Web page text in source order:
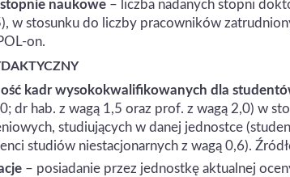
naukowe – liczba nadanych stopni
w stosunku do liczby pracowników
on.
kadr wysokokwalifikowanych dla
dr hab. z wagą 1,5 oraz prof. z wagą 2,0) w
studiujących w danej jednostce
studiów niestacjonarnych z wagą 0,6).
– posiadanie przez jednostkę aktualnej